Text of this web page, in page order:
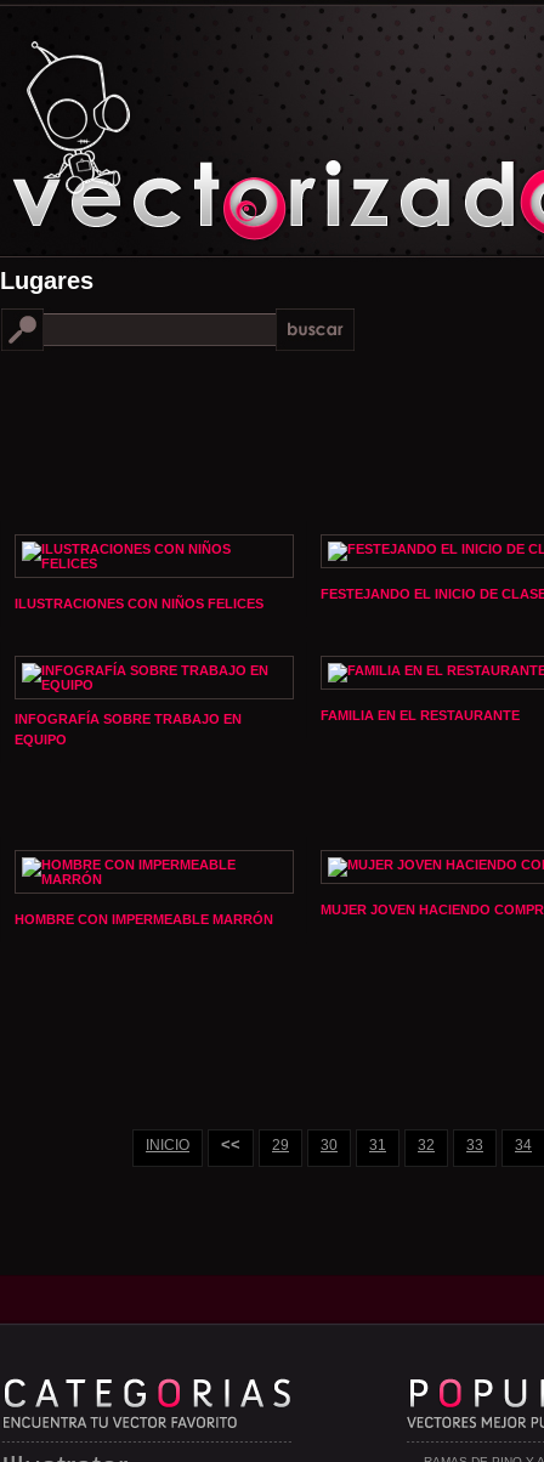
Lugares
ILUSTRACIONES CON NIÑOS FELICES
FESTEJANDO EL INICIO DE
INFOGRAFÍA SOBRE TRABAJO EN
EQUIPO
FAMILIA EN EL RESTAURANTE
HOMBRE CON IMPERMEABLE MARRÓN
MUJER JOVEN HACIENDO
INICIO << 29 30 31 32 33 34